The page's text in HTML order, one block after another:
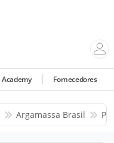
Academy Fornecedores
Argamassa Brasil